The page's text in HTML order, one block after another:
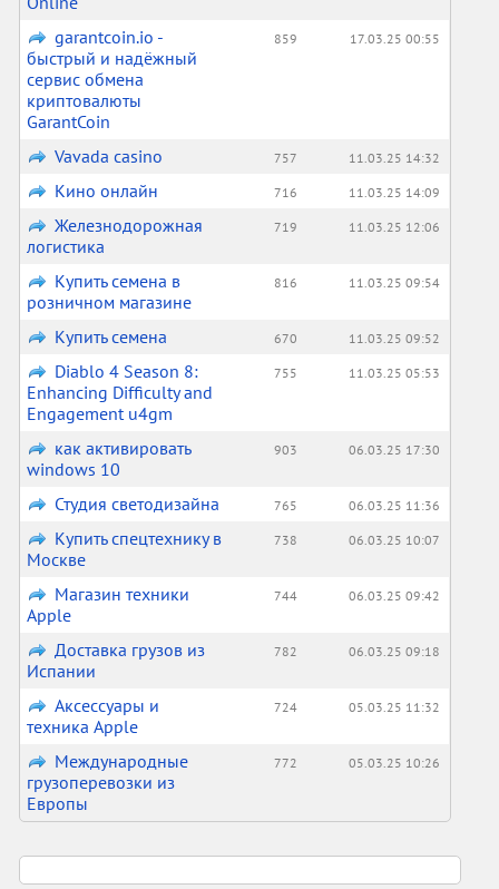
garantcoin.io -
быстрый и надёжный
сервис обмена
криптовалюты
GarantCoin
859 17.03.25 00:55
Vavada casino 757 11.03.25 14:32
Кино онлайн 716 11.03.25 14:09
Железнодорожная
логистика
719 11.03.25 12:06
Купить семена в
розничном магазине
816 11.03.25 09:54
Купить семена 670 11.03.25 09:52
Diablo 4 Season 8:
Enhancing Difficulty and
Engagement u4gm
755 11.03.25 05:53
как активировать
windows 10
903 06.03.25 17:30
Студия светодизайна 765 06.03.25 11:36
Купить спецтехнику в
Москве
738 06.03.25 10:07
Магазин техники
Apple
744 06.03.25 09:42
Доставка грузов из
Испании
782 06.03.25 09:18
Аксессуары и
техника Apple
724 05.03.25 11:32
Международные
грузоперевозки из
Европы
772 05.03.25 10:26